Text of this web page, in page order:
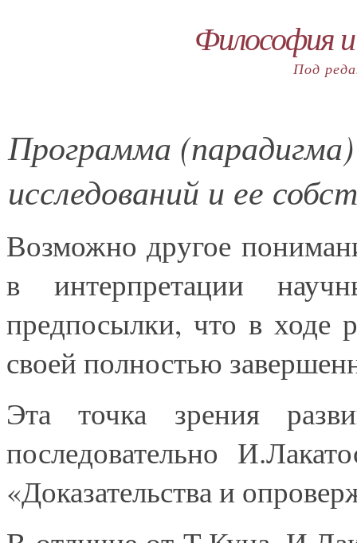
Философия
Под
Программа
исследований и ее
Возможно другое
в интерпретации
предпосылки, что в ходе
своей полностью
Эта точка зрения
последовательно
«Доказательства и